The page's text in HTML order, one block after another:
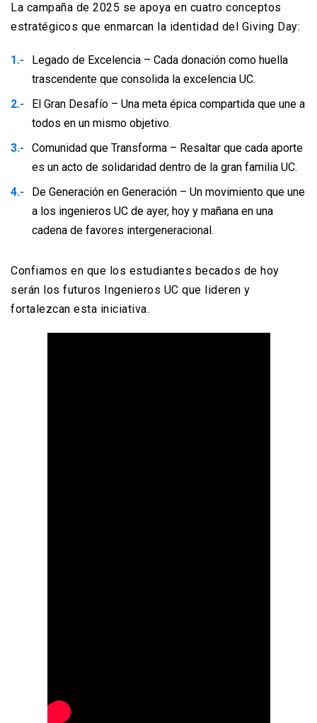
La campaña de 2025 se apoya en cuatro conceptos
estratégicos que enmarcan la identidad del Giving Day:
Legado de Excelencia – Cada donación como huella
trascendente que consolida la excelencia UC.
El Gran Desafío – Una meta épica compartida que une a
todos en un mismo objetivo.
Comunidad que Transforma – Resaltar que cada aporte
es un acto de solidaridad dentro de la gran familia UC.
De Generación en Generación – Un movimiento que une
a los ingenieros UC de ayer, hoy y mañana en una
cadena de favores intergeneracional.
Confiamos en que los estudiantes becados de hoy
serán los futuros Ingenieros UC que lideren y
fortalezcan esta iniciativa.